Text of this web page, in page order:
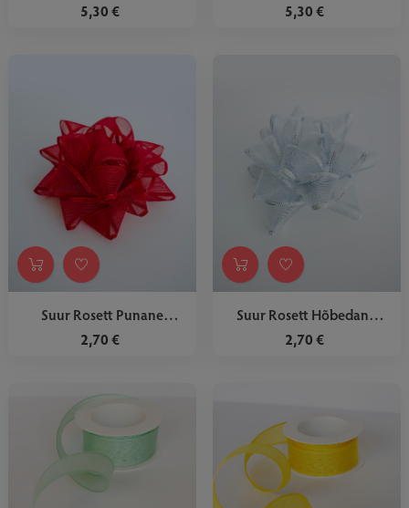
5,30 €
5,30 €
Suur Rosett Punane
Kangast
2,70 €
Suur Rosett Hõbedane
Kangast
2,70 €